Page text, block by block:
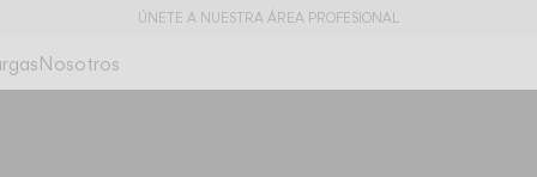
ÚNETE A NUESTRA ÁREA PROFESIONAL
Nosotros